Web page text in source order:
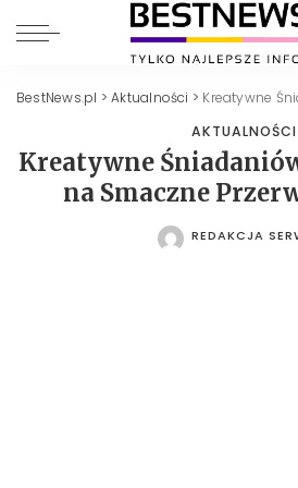
BestNews.pl >Aktualności > Kreatywne
AKTUALNOŚCI
Kreatywne
na Smaczne
POSTED
REDAKCJA